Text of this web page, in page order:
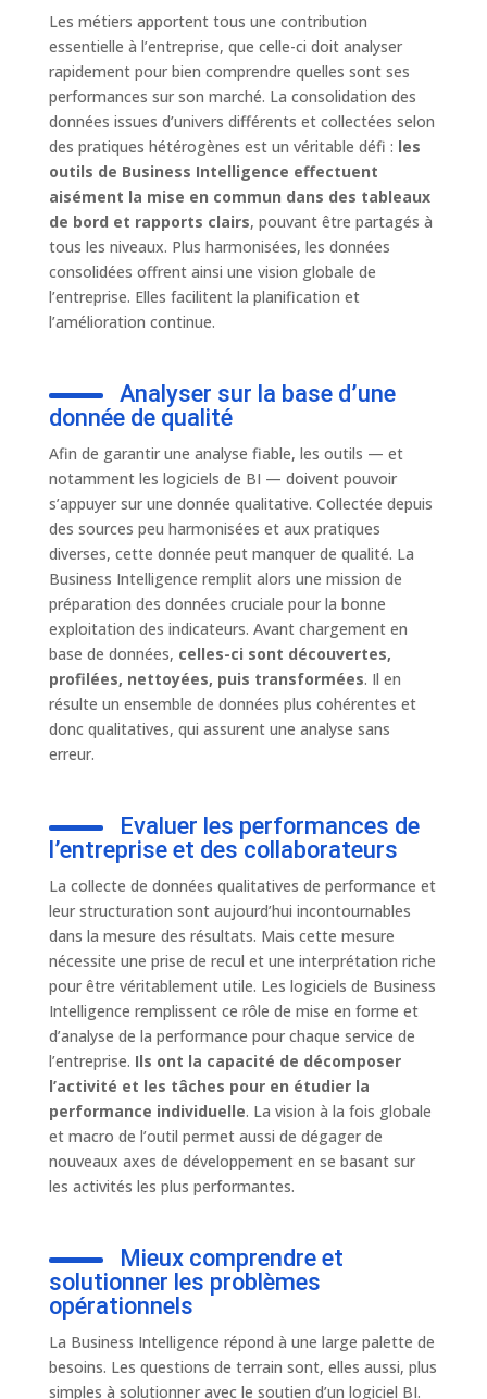
Les métiers apportent tous une contribution
essentielle à l’entreprise, que celle-ci doit analyser
rapidement pour bien comprendre quelles sont ses
performances sur son marché. La consolidation des
données issues d’univers différents et collectées selon
des pratiques hétérogènes est un véritable défi : les
outils de Business Intelligence effectuent
aisément la mise en commun dans des tableaux
de bord et rapports clairs, pouvant être partagés à
tous les niveaux. Plus harmonisées, les données
consolidées offrent ainsi une vision globale de
l’entreprise. Elles facilitent la planification et
l’amélioration continue.
Analyser sur la base d’une
donnée de qualité
Afin de garantir une analyse fiable, les outils — et
notamment les logiciels de BI — doivent pouvoir
s’appuyer sur une donnée qualitative. Collectée depuis
des sources peu harmonisées et aux pratiques
diverses, cette donnée peut manquer de qualité. La
Business Intelligence remplit alors une mission de
préparation des données cruciale pour la bonne
exploitation des indicateurs. Avant chargement en
base de données, celles-ci sont découvertes,
profilées, nettoyées, puis transformées. Il en
résulte un ensemble de données plus cohérentes et
donc qualitatives, qui assurent une analyse sans
erreur.
Evaluer les performances de
l’entreprise et des collaborateurs
La collecte de données qualitatives de performance et
leur structuration sont aujourd’hui incontournables
dans la mesure des résultats. Mais cette mesure
nécessite une prise de recul et une interprétation riche
pour être véritablement utile. Les logiciels de Business
Intelligence remplissent ce rôle de mise en forme et
d’analyse de la performance pour chaque service de
l’entreprise. Ils ont la capacité de décomposer
l’activité et les tâches pour en étudier la
performance individuelle. La vision à la fois globale
et macro de l’outil permet aussi de dégager de
nouveaux axes de développement en se basant sur
les activités les plus performantes.
Mieux comprendre et
solutionner les problèmes
opérationnels
La Business Intelligence répond à une large palette de
besoins. Les questions de terrain sont, elles aussi, plus
simples à solutionner avec le soutien d’un logiciel BI.